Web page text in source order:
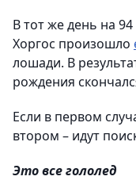
В тот же день на
Хоргос произошло
лошади. В
рождения
Если в первом
втором – идут
Это все гололед